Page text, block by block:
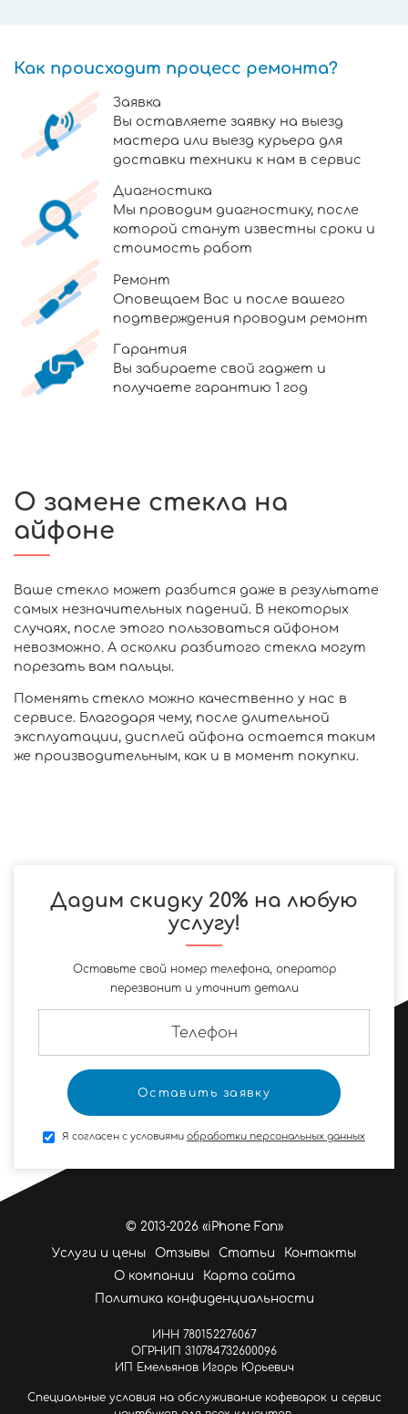
Как происходит процесс ремонта?
Заявка
Вы оставляете заявку на выезд
мастера или выезд курьера для
доставки техники к нам в сервис
Диагностика
Мы проводим диагностику, после
которой станут известны сроки и
стоимость работ
Ремонт
Оповещаем Вас и после вашего
подтверждения проводим ремонт
Гарантия
Вы забираете свой гаджет и
получаете гарантию 1 год
О замене стекла на
айфоне
Ваше стекло может разбится даже в результате
самых незначительных падений. В некоторых
случаях, после этого пользоваться айфоном
невозможно. А осколки разбитого стекла могут
порезать вам пальцы.
Поменять стекло можно качественно у нас в
сервисе. Благодаря чему, после длительной
эксплуатации, дисплей айфона остается таким
же производительным, как и в момент покупки.
Дадим скидку 20% на любую
услугу!
Оставьте свой номер телефона, оператор
перезвонит и уточнит детали
Я согласен с условиями обработки персональных данных
© 2013-2026 «iPhone Fan»
Услуги и цены
Отзывы Статьи
Контакты
О компании
Карта сайта
Политика конфиденциальности
ИНН 780152276067
ОГРНИП 310784732600096
ИП Емельянов Игорь Юрьевич
Специальные условия на обслуживание кофеварок и сервис